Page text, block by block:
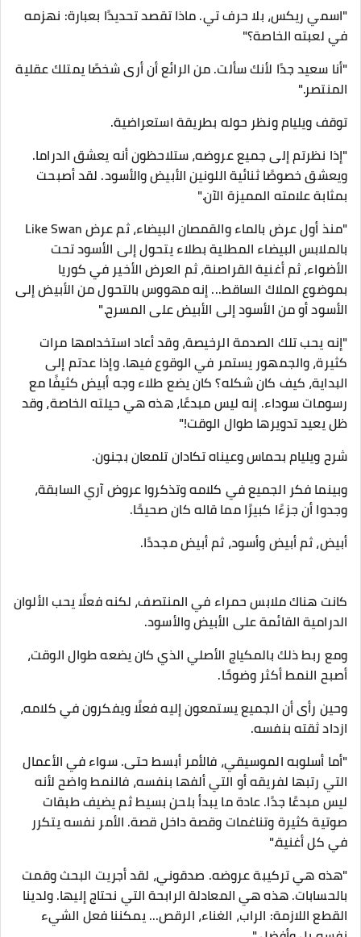
"اسمي ريكس، بلا حرف تي. ماذا تقصد تحديدًا بعبارة: نهزمه
في لعبته الخاصة؟"
"أنا سعيد جدًا لأنك سألت. من الرائع أن أرى شخصًا يمتلك عقلية
المنتصر."
توقف ويليام ونظر حوله بطريقة استعراضية.
"إذا نظرتم إلى جميع عروضه، ستلاحظون أنه يعشق الدراما.
ويعشق خصوصًا ثنائية اللونين الأبيض والأسود. لقد أصبحت
بمثابة علامته المميزة الآن."
"منذ أول عرض بالماء والقمصان البيضاء، ثم عرض Like Swan
بالملابس البيضاء المطلية بطلاء يتحول إلى الأسود تحت
الأضواء، ثم أغنية القراصنة، ثم العرض الأخير في كوريا
بموضوع الملاك الساقط... إنه مهووس بالتحول من الأبيض إلى
الأسود أو من الأسود إلى الأبيض على المسرح."
"إنه يحب تلك الصدمة الرخيصة، وقد أعاد استخدامها مرات
كثيرة، والجمهور يستمر في الوقوع فيها. وإذا عدتم إلى
البداية، كيف كان شكله؟ كان يضع طلاء وجه أبيض كثيفًا مع
رسومات سوداء. إنه ليس مبدعًا، هذه هي حيلته الخاصة، وقد
ظل يعيد تدويرها طوال الوقت!"
شرح ويليام بحماس وعيناه تكادان تلمعان بجنون.
وبينما فكر الجميع في كلامه وتذكروا عروض آري السابقة،
وجدوا أن جزءًا كبيرًا مما قاله كان صحيحًا.
أبيض، ثم أبيض وأسود، ثم أبيض مجددًا.
كانت هناك ملابس حمراء في المنتصف، لكنه فعلًا يحب الألوان
الدرامية القائمة على الأبيض والأسود.
ومع ربط ذلك بالمكياج الأصلي الذي كان يضعه طوال الوقت،
أصبح النمط أكثر وضوحًا.
وحين رأى أن الجميع يستمعون إليه فعلًا ويفكرون في كلامه،
ازداد ثقته بنفسه.
"أما أسلوبه الموسيقي، فالأمر أبسط حتى. سواء في الأعمال
التي رتبها لفريقه أو التي ألفها بنفسه، فالنمط واضح لأنه
ليس مبدعًا جدًا. عادة ما يبدأ بلحن بسيط ثم يضيف طبقات
صوتية كثيرة وتناغمات وقصة داخل قصة. الأمر نفسه يتكرر
في كل أغنية."
"هذه هي تركيبة عروضه. صدقوني، لقد أجريت البحث وقمت
بالحسابات. هذه هي المعادلة الرابحة التي نحتاج إليها. ولدينا
القطع اللازمة: الراب، الغناء، الرقص... يمكننا فعل الشيء